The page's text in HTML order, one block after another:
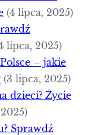
(4 lipca, 2025)
lipca, 2025)
– jakie
(3 lipca, 2025)
dzieci? Życie
Sprawdź